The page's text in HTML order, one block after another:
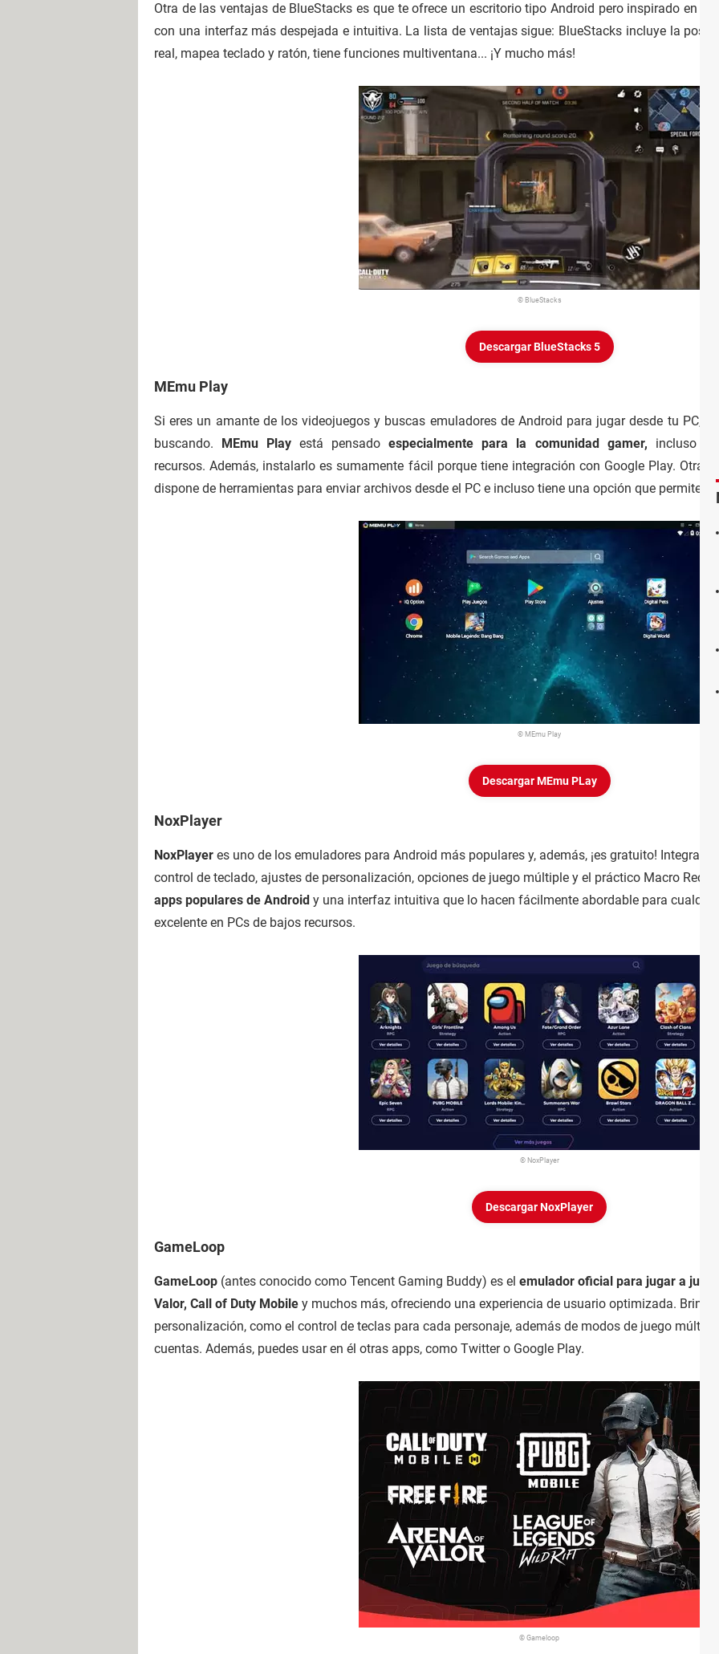
Otra de las ventajas de BlueStacks es que te ofrece un escritorio tipo Android pero inspirado en el
con una interfaz más despejada e intuitiva. La lista de ventajas sigue: BlueStacks incluye la
real, mapea teclado y ratón, tiene funciones multiventana... ¡Y mucho más!
© BlueStacks
Descargar BlueStacks 5
MEmu Play
Si eres un amante de los videojuegos y buscas emuladores de Android para jugar desde tu PC,
buscando. MEmu Playestá pensado especialmente para la comunidad gamer, incluso la
recursos. Además, instalarlo es sumamente fácil porque tiene integración con Google Play. Otra
dispone de herramientas para enviar archivos desde el PC e incluso tiene una opción que permite
© MEmu Play
Descargar MEmu PLay
NoxPlayer
NoxPlayer es uno de los emuladores para Android más populares y, además, ¡es gratuito! Integra
control de teclado, ajustes de personalización, opciones de juego múltiple y el práctico Macro
apps populares de Android y una interfaz intuitiva que lo hacen fácilmente abordable para
excelente en PCs de bajos recursos.
© NoxPlayer
Descargar NoxPlayer
GameLoop
GameLoop (antes conocido como Tencent Gaming Buddy) es el emulador oficial para jugar a
Valor, Call of Duty Mobile y muchos más, ofreciendo una experiencia de usuario optimizada. Brinda
personalización, como el control de teclas para cada personaje, además de modos de juego
cuentas. Además, puedes usar en él otras apps, como Twitter o Google Play.
© Gameloop